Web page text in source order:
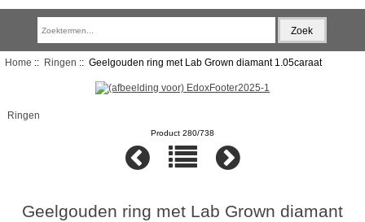
Home :: Ringen :: Geelgouden ring met Lab Grown diamant 1.05caraat
Ringen
Product 280/738
Geelgouden ring met Lab Grown diamant